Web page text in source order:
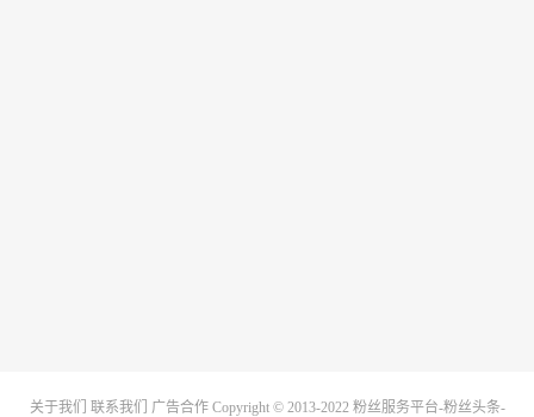
关于我们 联系我们 广告合作 Copyright © 2013-2022 粉丝服务平台-粉丝头条-